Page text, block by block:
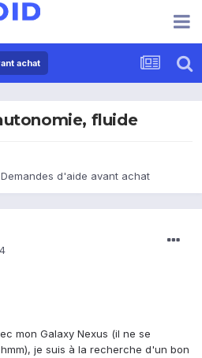
achat
fluide
d'aide avant achat
mon Galaxy Nexus (il ne se
je suis à la recherche d'un bon